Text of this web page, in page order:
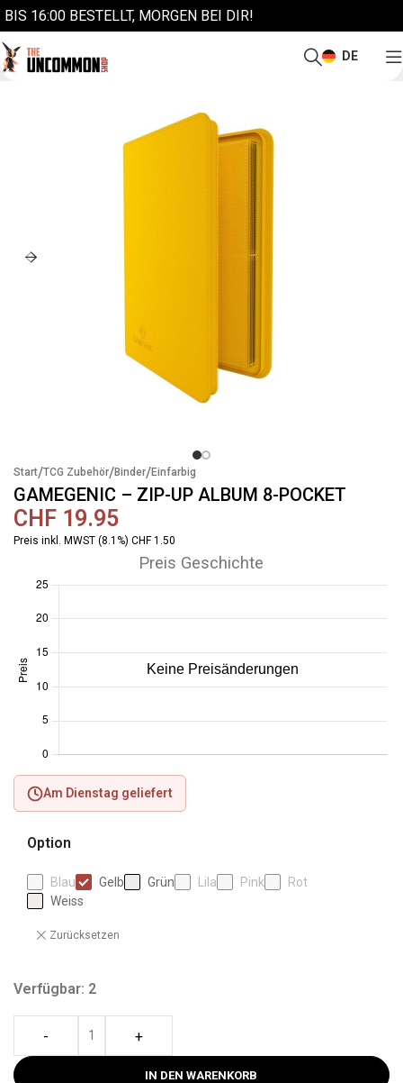
BIS 16:00 BESTELLT, MORGEN BEI DIR!
DE
Start/TCG Zubehör/Binder/Einfarbig
GAMEGENIC – ZIP-UP ALBUM 8-POCKET
CHF 19.95
Preis inkl. MWST (8.1%) CHF 1.50
Preis Geschichte
Am Dienstag geliefert
Option
Blau Gelb Grün Lila Pink
Rot
Weiss
Zurücksetzen
Verfügbar: 2
- +
IN DEN WARENKORB